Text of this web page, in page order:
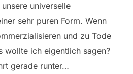
universelle
sehr puren Form. Wenn
und zu Tode
wollte ich eigentlich sagen?
gerade runter…